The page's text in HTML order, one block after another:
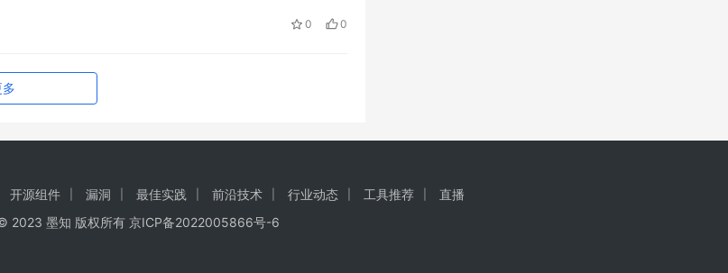
人称叙述。 撰稿人介绍：王多鱼，安全开发出身，现
0 0
开源组件 漏洞 最佳实践 前沿技术 行业动态 工具推荐
直播
2023 墨知 版权所有 京ICP备2022005866号-6